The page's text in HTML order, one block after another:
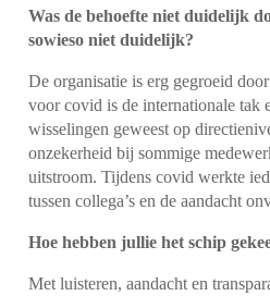
Was de behoefte niet duidelijk
sowieso niet duidelijk?
De organisatie is erg gegroeid
voor covid is de internationale tak
wisselingen geweest op
onzekerheid bij sommige
uitstroom. Tijdens covid werkte
tussen collega’s en de aandacht
Hoe hebben jullie het schip
Met luisteren, aandacht en